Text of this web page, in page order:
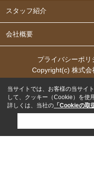
スタッフ紹介
会社概要
プライバシーポリ
Copyright(c) 株式会
当サイトでは、お客様の当サイ
して、クッキー（Cookie）を使
詳しくは、当社の 「Cookieの取